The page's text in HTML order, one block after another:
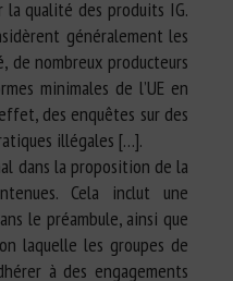
qualité des produits IG.
généralement les
de nombreux producteurs
minimales de l’UE en
des enquêtes sur des
illégales […].
dans la proposition de la
Cela inclut une
le préambule, ainsi que
laquelle les groupes de
à des engagements